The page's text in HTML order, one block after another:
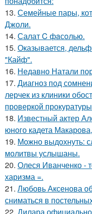
13. Семейные пары,
Джоли.
14. Салат C фaсoлью.
15. Оказывается,
"Кайф".
16. Недавно Натали
17. Диагноз под
лерчек из клиники
проверкой
18. Известный актер
юного кадета
19. Можно выдохнуть:
молитвы услышаны.
20. Олеся Иванченко -
харизма =.
21. Любовь Аксенова
сниматься в